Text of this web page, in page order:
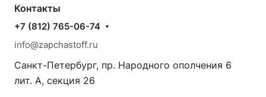
Контакты
+7 (812) 765-06-74
info@zapchastoff.ru
Санкт-Петербург, пр. Народного ополчения 6
лит. А, секция 26